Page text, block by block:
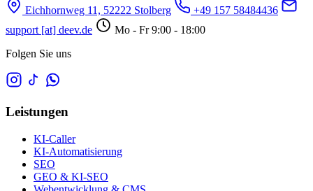
Eichhornweg 11, 52222 Stolberg
+49 157 58484436
support [at] deev.de
Mo - Fr 9:00 - 18:00
Folgen Sie uns
Leistungen
KI-Caller
KI-Automatisierung
SEO
GEO & KI-SEO